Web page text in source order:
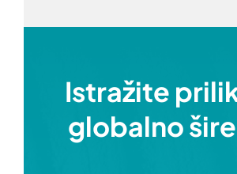
Istražite
globalno